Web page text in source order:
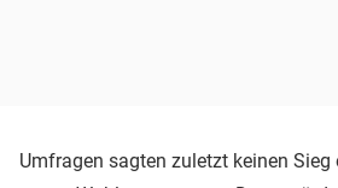
Umfragen sagten zuletzt keinen